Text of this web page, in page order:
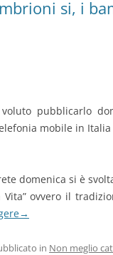
si, i
pubblicarlo
mobile in
domenica si è
Vita” ovvero il
→
in Non meglio